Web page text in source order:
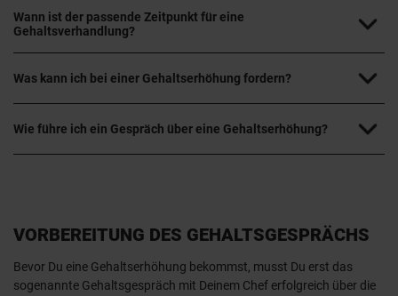
Wann ist der passende Zeitpunkt für eine
Gehaltsverhandlung?
Was kann ich bei einer Gehaltserhöhung fordern?
Wie führe ich ein Gespräch über eine Gehaltserhöhung?
VORBEREITUNG DES GEHALTSGESPRÄCHS
Bevor Du eine Gehaltserhöhung bekommst, musst Du erst das
sogenannte Gehaltsgespräch mit Deinem Chef erfolgreich über die